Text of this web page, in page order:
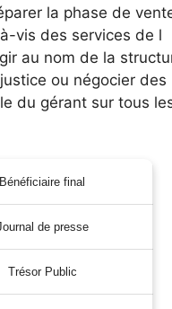
la phase de
vis des services de l
au nom de la
ou négocier des
du gérant sur tous
Bénéficiaire final
de presse
Trésor Public